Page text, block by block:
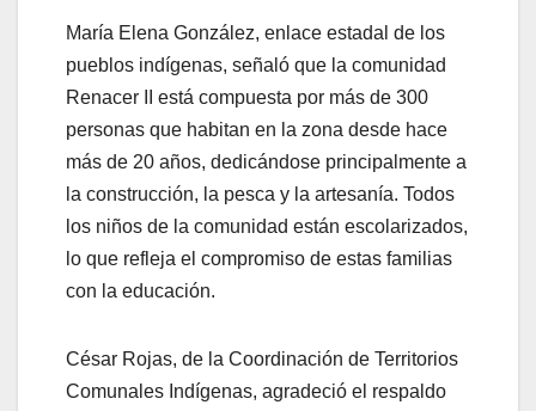
María Elena González, enlace estadal de los
pueblos indígenas, señaló que la comunidad
Renacer II está compuesta por más de 300
personas que habitan en la zona desde hace
más de 20 años, dedicándose principalmente a
la construcción, la pesca y la artesanía. Todos
los niños de la comunidad están escolarizados,
lo que refleja el compromiso de estas familias
con la educación.
César Rojas, de la Coordinación de Territorios
Comunales Indígenas, agradeció el respaldo